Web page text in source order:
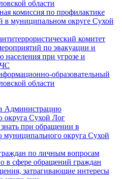
области
комиссия по профилактике
в муниципальном округе Сухой
комитет
по эвакуации и
населения при угрозе и
образовательный
области
Администрацию
округа Сухой Лог
при обращении в
округа Сухой
по личным вопросам
в сфере обращений граждан
затрагивающие интересы